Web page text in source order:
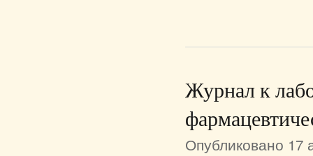
Журнал к
Опубликовано 17